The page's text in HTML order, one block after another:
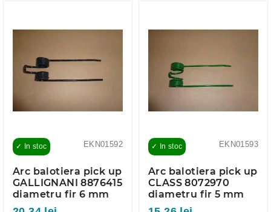
EKN01592
✓ In stoc
Arc balotiera pick up
GALLIGNANI 8876415
diametru fir 6 mm
EKN01593
✓ In stoc
Arc balotiera pick up
CLASS 8072970
diametru fir 5 mm